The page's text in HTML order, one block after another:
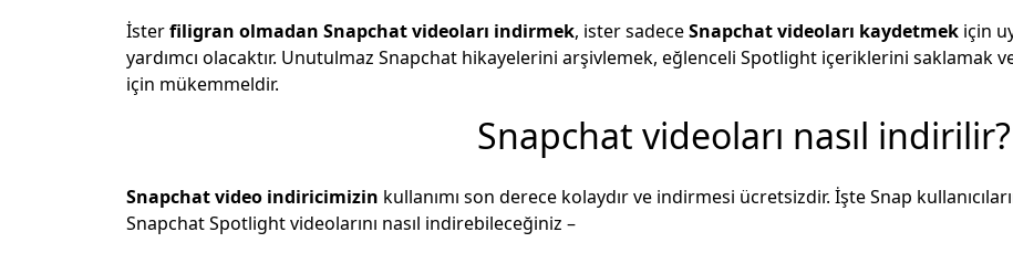
İsterfiligran olmadan Snapchat videoları indirmek, ister sadeceSnapchat videoları kaydetmek için
yardımcı olacaktır. Unutulmaz Snapchat hikayelerini arşivlemek, eğlenceli Spotlight içeriklerini saklamak
için mükemmeldir.
Snapchat videoları nasıl indirilir?
Snapchat video indiricimizin kullanımı son derece kolaydır ve indirmesi ücretsizdir. İşte Snap
Snapchat Spotlight videolarını nasıl indirebileceğiniz –